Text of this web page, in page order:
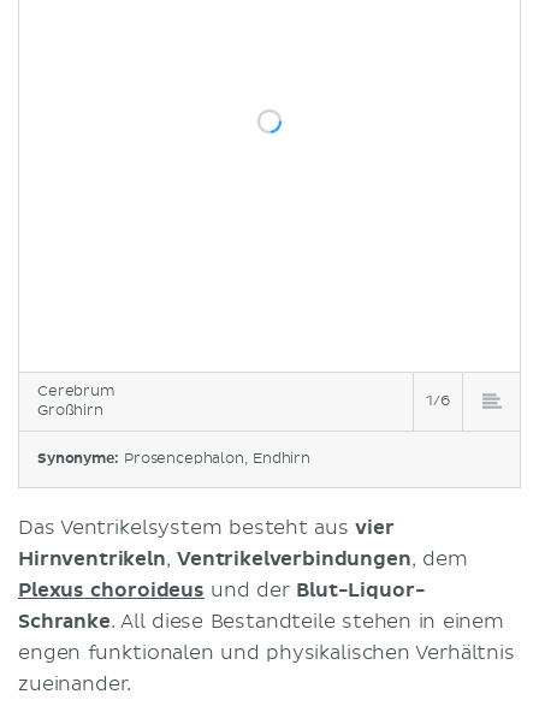
Cerebrum
Großhirn
1/6
Synonyme: Prosencephalon, Endhirn
Das Ventrikelsystem besteht ausvier
Hirnventrikeln,Ventrikelverbindungen, dem
Plexus choroideus und der Blut-Liquor-
Schranke. All diese Bestandteile stehen in einem
engen funktionalen und physikalischen Verhältnis
zueinander.